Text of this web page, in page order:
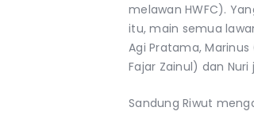
melawan HWFC).
itu, main semua
Agi Pratama,
Fajar Zainul) dan
Sandung Riwut